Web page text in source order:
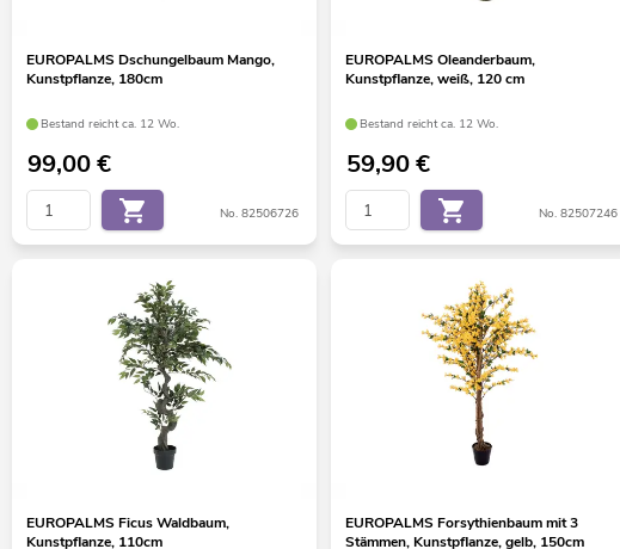
EUROPALMS Dschungelbaum Mango,
Kunstpflanze, 180cm
Bestand reicht ca. 12 Wo.
99,00€
No. 82506726
EUROPALMS Oleanderbaum,
Kunstpflanze, weiß, 120 cm
Bestand reicht ca. 12 Wo.
59,90€
No. 82507246
EUROPALMS Ficus Waldbaum,
Kunstpflanze, 110cm
EUROPALMS Forsythienbaum mit 3
Stämmen, Kunstpflanze, gelb, 150cm